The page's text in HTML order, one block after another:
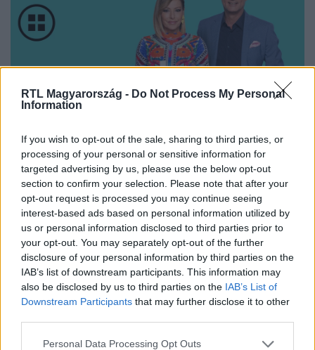
RTL Magyarország - Do Not Process My Personal
Information
If you wish to opt-out of the sale, sharing to third parties, or
processing of your personal or sensitive information for
targeted advertising by us, please use the below opt-out
section to confirm your selection. Please note that after your
opt-out request is processed you may continue seeing
interest-based ads based on personal information utilized by
us or personal information disclosed to third parties prior to
your opt-out. You may separately opt-out of the further
disclosure of your personal information by third parties on the
IAB’s list of downstream participants. This information may
also be disclosed by us to third parties on the IAB’s List of
Downstream Participants that may further disclose it to other
Please note that this website/app uses one or more Google
Personal Data Processing Opt Outs
Nézd vissza a Híradó adásait az RTL+ felületén!
Itt állítsd be, hogy az RTL.hu az elsők között
legyen a Google-találatokban!